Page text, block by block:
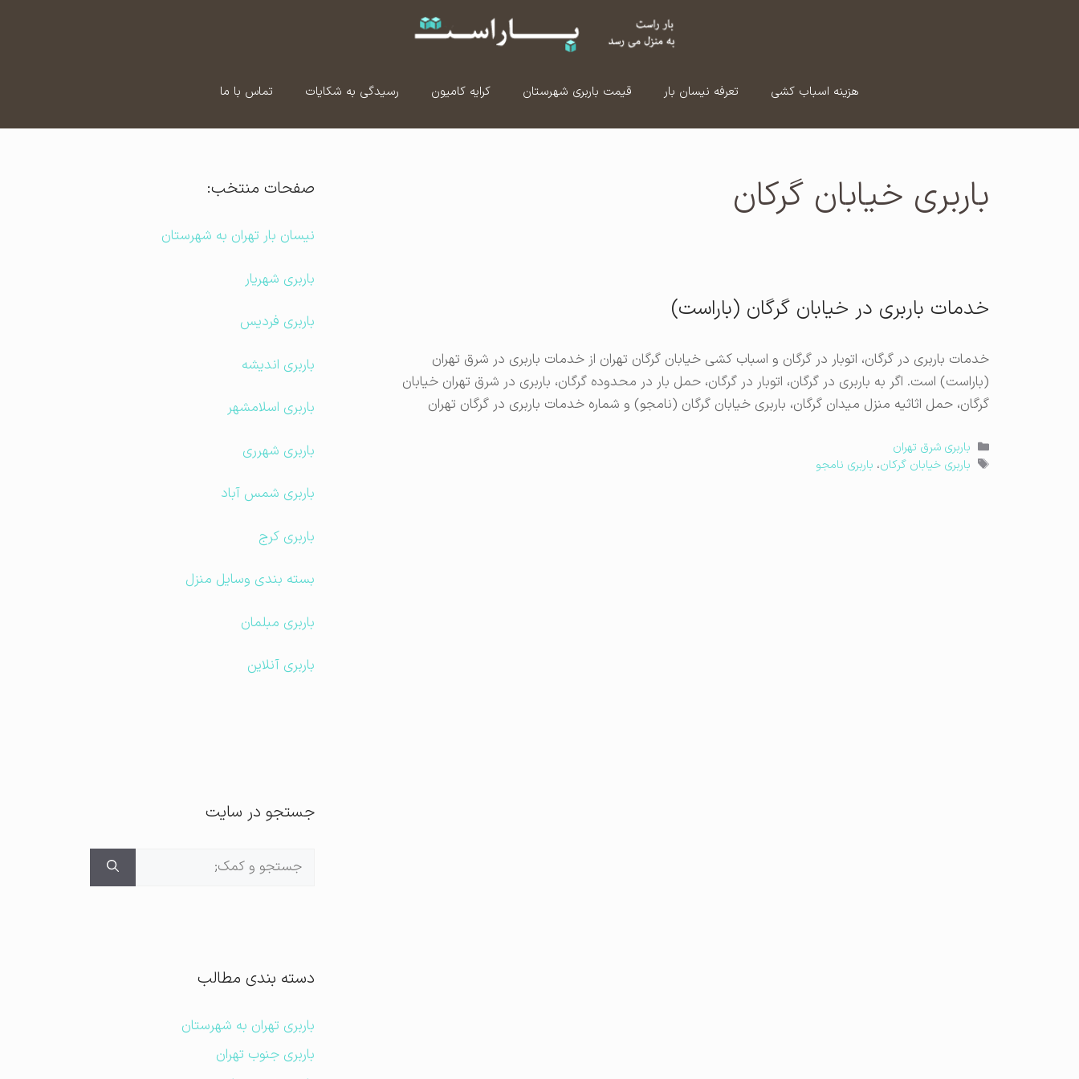
هزینه اسباب کشی تعرفه نیسان بار قیمت باربری شهرستان کرایه کامیون رسیدگی به شکایات تماس با ما
باربری خیابان گرکان
خدمات باربری در خیابان گرگان (باراست)
خدمات باربری در گرگان، اتوبار در گرگان و اسباب کشی خیابان گرگان تهران از خدمات باربری در شرق تهران
(باراست) است. اگر به باربری در گرگان، اتوبار در گرگان، حمل بار در محدوده گرگان، باربری در شرق تهران خیابان
گرگان، حمل اثاثیه منزل میدان گرگان، باربری خیابان گرگان (نامجو) و شماره خدمات باربری در گرگان تهران
دسته‌ها
باربری شرق تهران
برچسب‌ها
باربری خیابان گرکان، باربری نامجو
صفحات منتخب:
نیسان بار تهران به شهرستان
باربری شهریار
باربری فردیس
باربری اندیشه
باربری اسلامشهر
باربری شهرری
باربری شمس آباد
باربری کرج
بسته بندی وسایل منزل
باربری مبلمان
باربری آنلاین
جستجو در سایت
جستجوی
دسته بندی مطالب
باربری تهران به شهرستان
باربری جنوب تهران